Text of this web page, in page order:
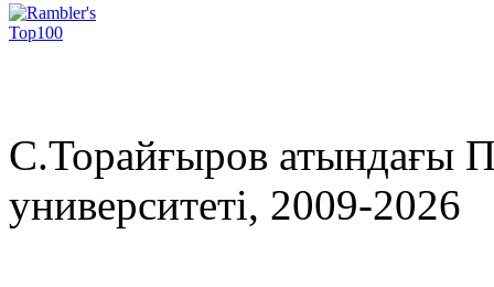
С.Торайғыров атындағы
университеті, 2009-2026